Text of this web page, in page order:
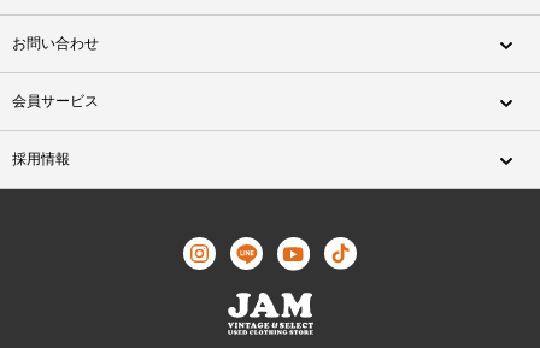
お問い合わせ
会員サービス
採用情報